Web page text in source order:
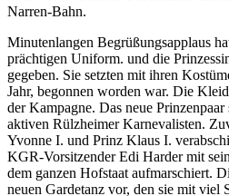
Narren-Bahn.
Minutenlangen Begrüßungsapplaus
prächtigen Uniform. und die
gegeben. Sie setzten mit ihren
Jahr, begonnen worden war. Die
der Kampagne. Das neue
aktiven Rülzheimer Karnevalisten.
Yvonne I. und Prinz Klaus I.
KGR-Vorsitzender Edi Harder mit
dem ganzen Hofstaat aufmarschiert.
neuen Gardetanz vor, den sie mit viel